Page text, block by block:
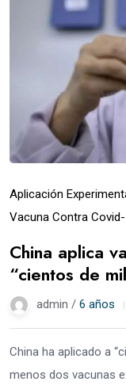
Aplicación
Vacuna Contra
China aplica
“cientos de
admin / 6 años
China ha aplicado a
menos dos vacunas